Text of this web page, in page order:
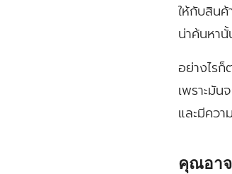
ให้กับสิน
น่าค้นหานั้
อย่างไรก็
เพราะมั
และมีคว
คุณอา